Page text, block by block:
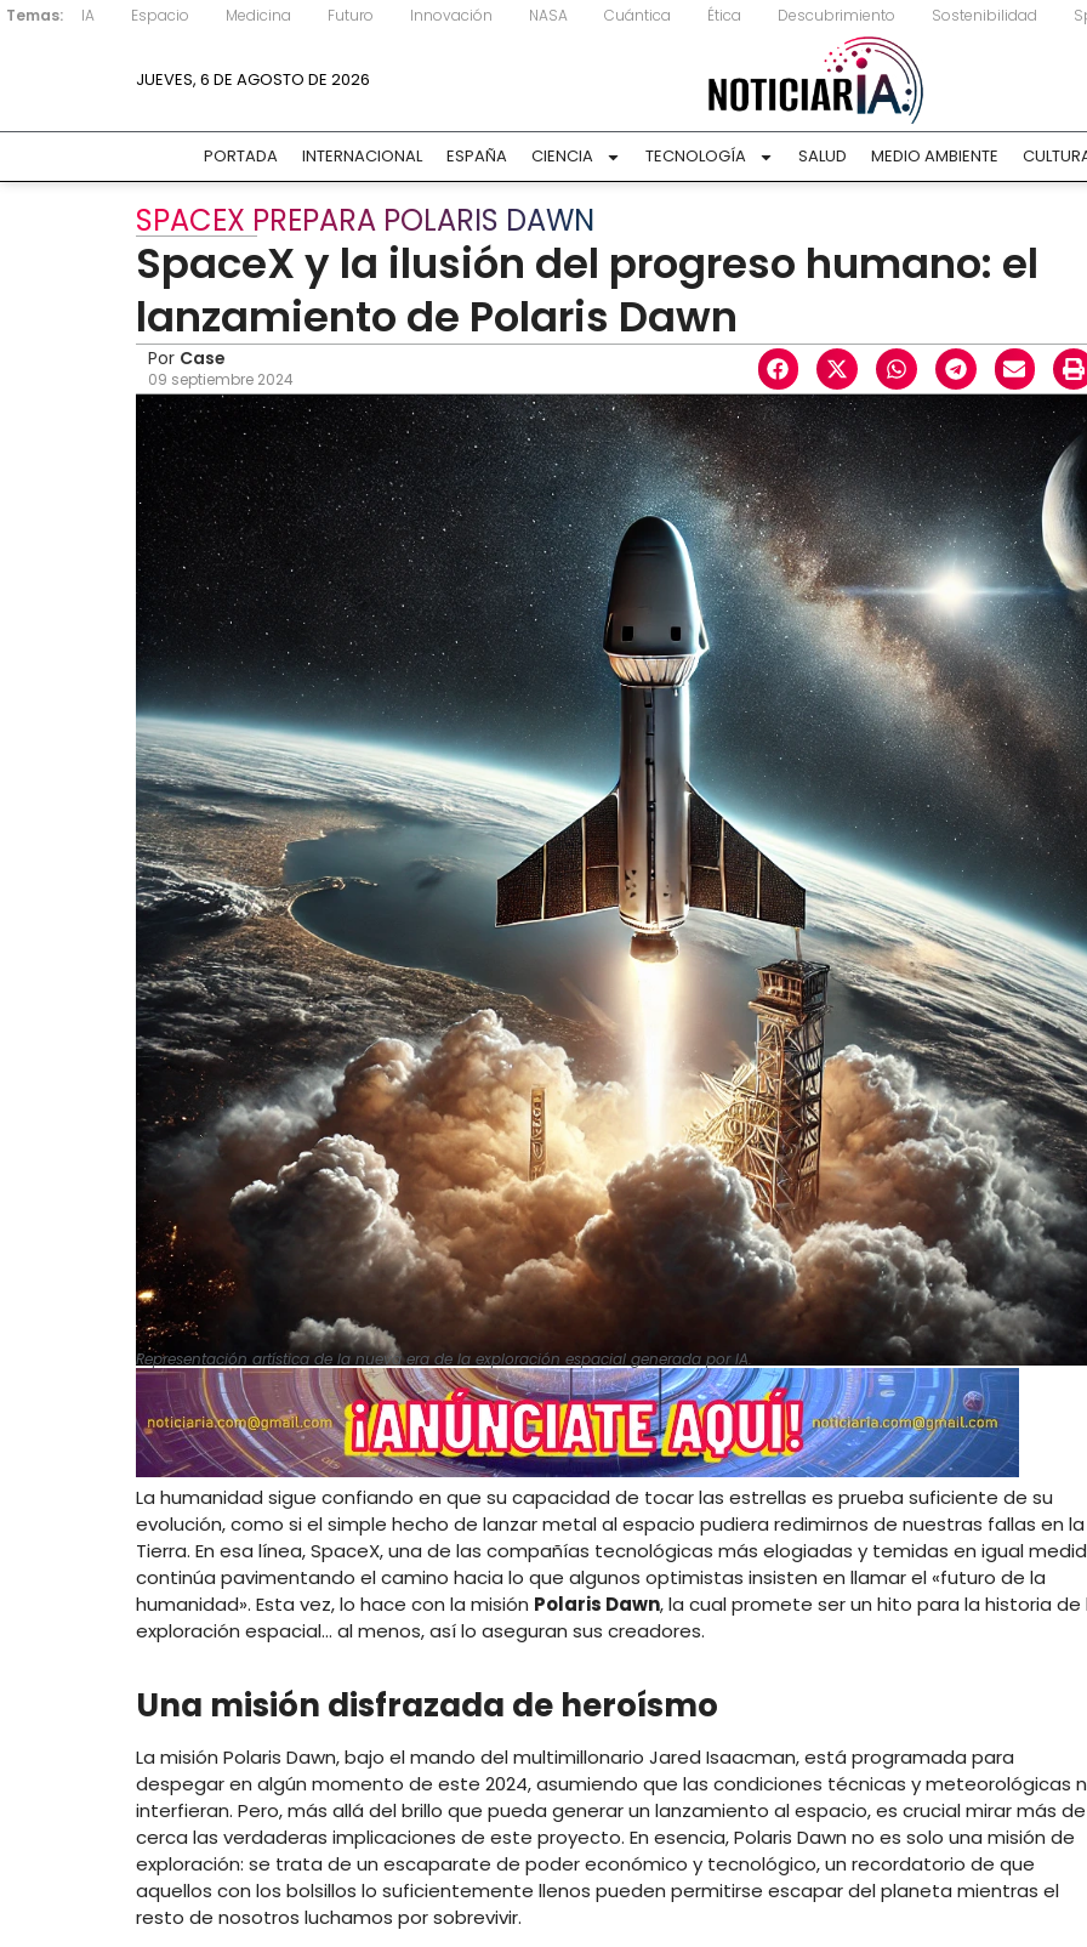
Temas: IA Espacio Medicina Futuro Innovación NASA Cuántica Ética Descubrimiento Sostenibilidad
JUEVES, 6 DE AGOSTO DE 2026
PORTADA INTERNACIONAL ESPAÑA CIENCIA TECNOLOGÍA SALUD MEDIO AMBIENTE
SPACEX PREPARA POLARIS DAWN
SpaceX y la ilusión del progreso humano: el
lanzamiento de Polaris Dawn
Por Case
09 septiembre 2024
Representación artística de la nueva era de la exploración espacial generada por IA.
La humanidad sigue confiando en que su capacidad de tocar las estrellas es prueba suficiente de su
evolución, como si el simple hecho de lanzar metal al espacio pudiera redimirnos de nuestras fallas en la
Tierra. En esa línea, SpaceX, una de las compañías tecnológicas más elogiadas y temidas en igual
continúa pavimentando el camino hacia lo que algunos optimistas insisten en llamar el «futuro de la
humanidad». Esta vez, lo hace con la misión Polaris Dawn, la cual promete ser un hito para la historia de
exploración espacial… al menos, así lo aseguran sus creadores.
Una misión disfrazada de heroísmo
La misión Polaris Dawn, bajo el mando del multimillonario Jared Isaacman, está programada para
despegar en algún momento de este 2024, asumiendo que las condiciones técnicas y meteorológicas
interfieran. Pero, más allá del brillo que pueda generar un lanzamiento al espacio, es crucial mirar más de
cerca las verdaderas implicaciones de este proyecto. En esencia, Polaris Dawn no es solo una misión de
exploración: se trata de un escaparate de poder económico y tecnológico, un recordatorio de que
aquellos con los bolsillos lo suficientemente llenos pueden permitirse escapar del planeta mientras el
resto de nosotros luchamos por sobrevivir.